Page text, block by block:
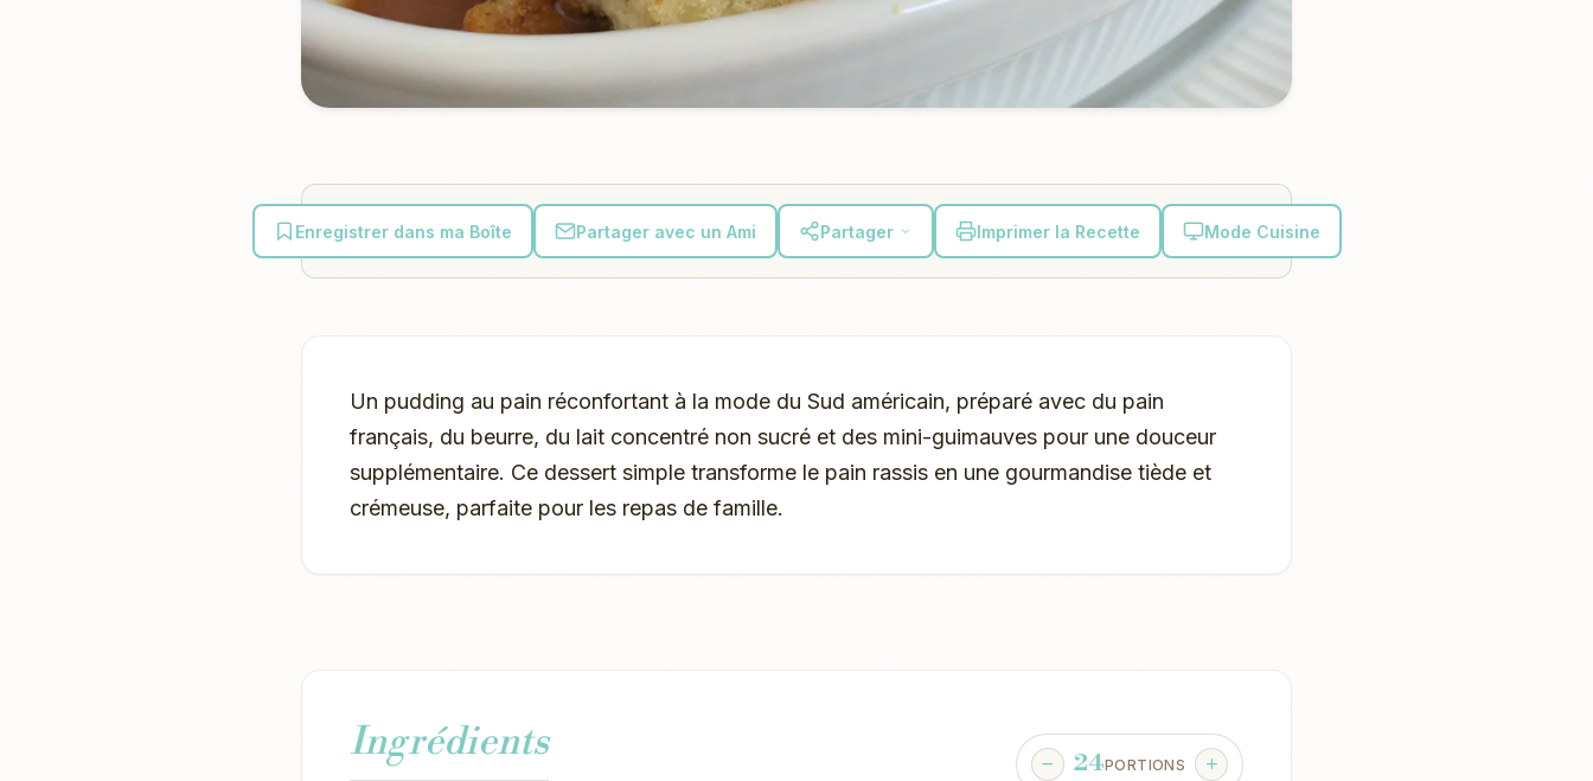
Enregistrer dans ma Boîte Partager avec un Ami Partager Imprimer la Recette Mode Cuisine
Un pudding au pain réconfortant à la mode du Sud américain, préparé avec du pain
français, du beurre, du lait concentré non sucré et des mini-guimauves pour une douceur
supplémentaire. Ce dessert simple transforme le pain rassis en une gourmandise tiède et
crémeuse, parfaite pour les repas de famille.
Ingrédients 24PORTIONS